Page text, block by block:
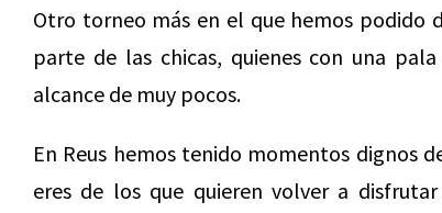
Otro torneo más en el que hemos podido
parte de las chicas, quienes con una
alcance de muy pocos.
En Reus hemos tenido momentos dignos
eres de los que quieren volver a